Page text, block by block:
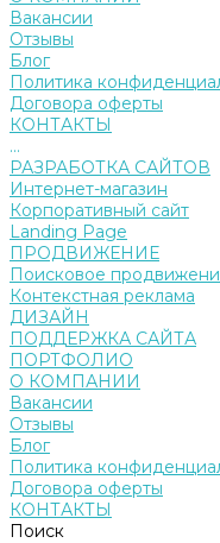
Вакансии
Отзывы
Блог
Политика
Договора оферты
КОНТАКТЫ
...
РАЗРАБОТКА САЙТОВ
Интернет-магазин
Корпоративный сайт
Landing Page
ПРОДВИЖЕНИЕ
Поисковое
Контекстная реклама
ДИЗАЙН
ПОДДЕРЖКА САЙТА
ПОРТФОЛИО
О КОМПАНИИ
Вакансии
Отзывы
Блог
Политика
Договора оферты
КОНТАКТЫ
Поиск